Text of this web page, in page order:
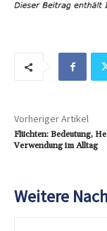
Vorheriger Artikel
Flüchten: Bedeutung,
Verwendung im Alltag
Weitere